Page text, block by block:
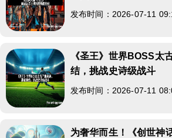
发布时间：2026-07-11
《圣王》世界BOSS太
结，挑战史诗级战斗
发布时间：2026-07-11
为奢华而生！《创世神